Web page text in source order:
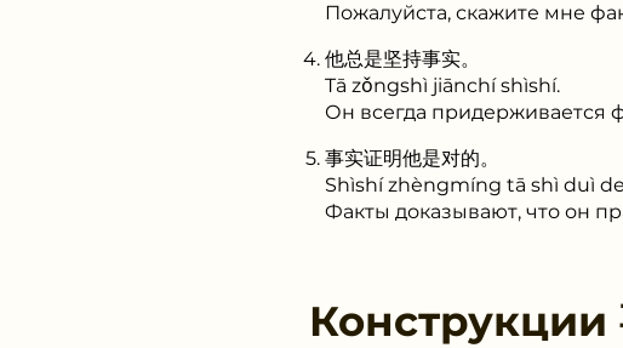
Пожалуйста, скажите мне
他总是坚持事实。
Tā zǒngshì jiānchí shìshí.
Он всегда придерживается
事实证明他是对的。
Shìshí zhèngmíng tā shì duì
Факты доказывают, что он
Конструкции